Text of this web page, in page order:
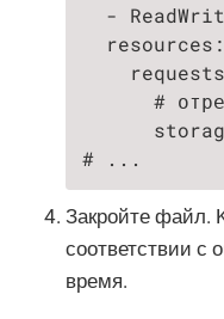
-
  resources:
#
# ...
Закройте файл.
соответствии с
время.